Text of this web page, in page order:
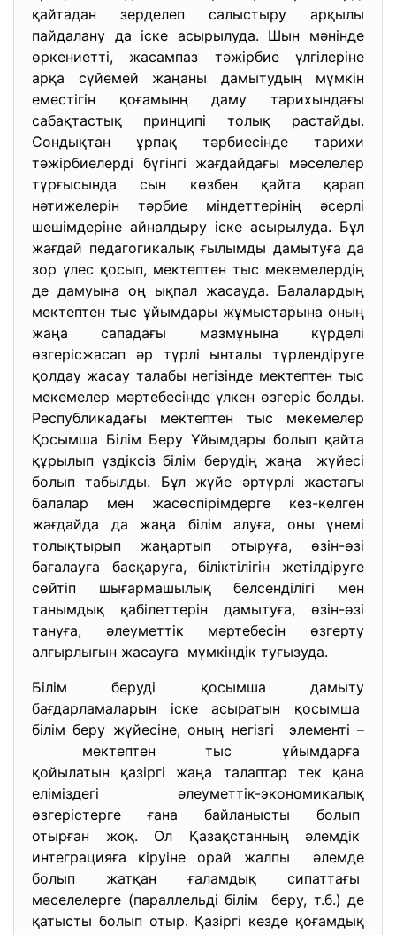
қайтадан зерделеп салыстыру арқылы
пайдалану да іске асырылуда. Шын мәнінде
өркениетті, жасампаз тәжірбие үлгілеріне
арқа сүйемей жаңаны дамытудың мүмкін
еместігін қоғамынң даму тарихындағы
сабақтастық принципі толық растайды.
Сондықтан ұрпақ тәрбиесінде тарихи
тәжірбиелерді бүгінгі жағдайдағы мәселелер
тұрғысында сын көзбен қайта қарап
нәтижелерін тәрбие міндеттерінің әсерлі
шешімдеріне айналдыру іске асырылуда. Бұл
жағдай педагогикалық ғылымды дамытуға да
зор үлес қосып, мектептен тыс мекемелердің
де дамуына оң ықпал жасауда. Балалардың
мектептен тыс ұйымдары жұмыстарына оның
жаңа сападағы мазмұнына күрделі
өзгерісжасап әр түрлі ынталы түрлендіруге
қолдау жасау талабы негізінде мектептен тыс
мекемелер мәртебесінде үлкен өзгеріс болды.
Республикадағы мектептен тыс мекемелер
Қосымша Білім Беру Ұйымдары болып қайта
құрылып үздіксіз білім берудің жаңа жүйесі
болып табылды. Бұл жүйе әртүрлі жастағы
балалар мен жасөспірімдерге кез-келген
жағдайда да жаңа білім алуға, оны үнемі
толықтырып жаңартып отыруға, өзін-өзі
бағалауға басқаруға, біліктілігін жетілдіруге
сөйтіп шығармашылық белсенділігі мен
танымдық қабілеттерін дамытуға, өзін-өзі
тануға, әлеуметтік мәртебесін өзгерту
алғырлығын жасауға мүмкіндік туғызуда.
Білім беруді қосымша дамыту
бағдарламаларын іске асыратын қосымша
білім беру жүйесіне, оның негізгі элементі –
мектептен тыс ұйымдарға
қойылатын қазіргі жаңа талаптар тек қана
еліміздегі әлеуметтік-экономикалық
өзгерістерге ғана байланысты болып
отырған жоқ. Ол Қазақстанның әлемдік
интеграцияға кіруіне орай жалпы әлемде
болып жатқан ғаламдық сипаттағы
мәселелерге (параллельді білім беру, т.б.) де
қатысты болып отыр. Қазіргі кезде қоғамдық